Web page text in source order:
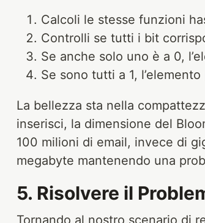
Calcoli le stesse funzioni
Controlli se tutti i bit
Se anche solo uno è a 0,
Se sono tutti a 1,
La bellezza sta nella
inserisci, la dimensione del
100 milioni di email, invece di
megabyte mantenendo una
5. Risolvere il